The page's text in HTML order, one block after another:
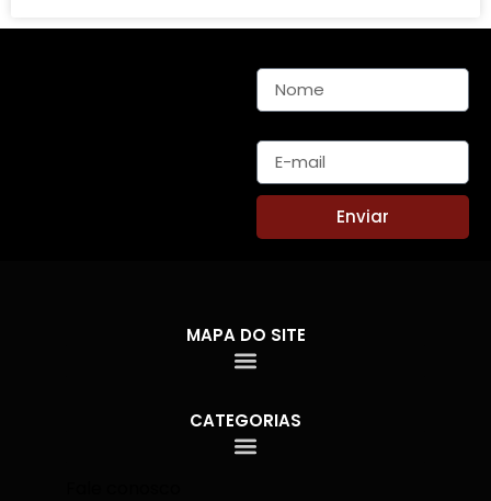
Enviar
MAPA DO SITE
CATEGORIAS